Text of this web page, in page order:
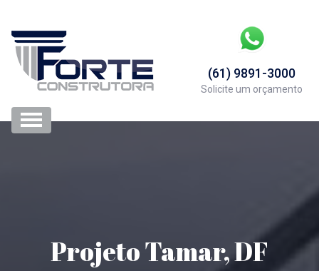
(61) 9891-3000
Solicite um orçamento
Projeto Tamar, DF